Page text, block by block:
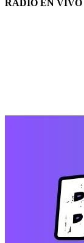
RADIO EN VIVO